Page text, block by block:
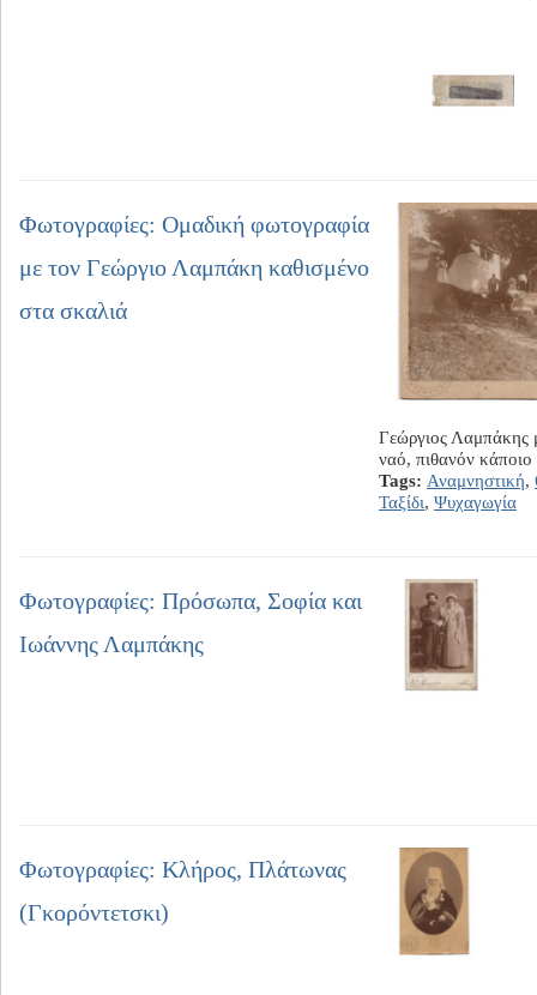
Φωτογραφίες: Ομαδική φωτογραφία
με τον Γεώργιο Λαμπάκη καθισμένο
στα σκαλιά
Γεώργιος Λαμπάκης
ναό, πιθανόν κάποιο
Tags: Αναμνηστική,
Ταξίδι, Ψυχαγωγία
Φωτογραφίες: Πρόσωπα, Σοφία και
Ιωάννης Λαμπάκης
Φωτογραφίες: Κλήρος, Πλάτωνας
(Γκορόντετσκι)